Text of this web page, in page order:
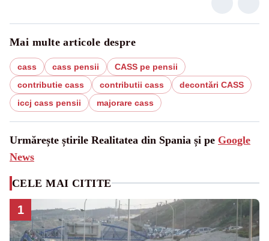
Mai multe articole despre
cass cass pensii
CASS pe pensii
contributie cass
contributii cass
decontări CASS
iccj cass pensii
majorare cass
Urmărește știrile Realitatea din Spania și pe Google
News
CELE MAI CITITE
1